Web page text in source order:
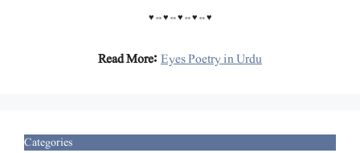
♥⇔♥⇔♥⇔♥⇔♥
Read More:Eyes Poetry in Urdu
Categories